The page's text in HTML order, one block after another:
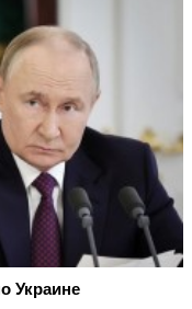
Украине